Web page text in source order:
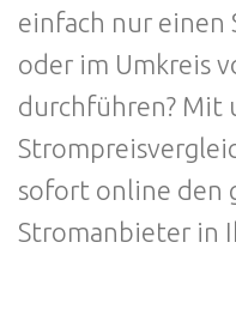
einfach nur einen
oder im Umkreis
durchführen? Mit
sofort online den
Stromanbieter in